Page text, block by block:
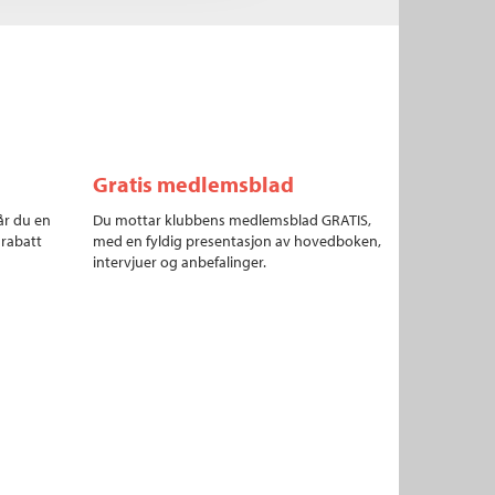
du en
Gratis medlemsblad
Du mottar klubbens medlemsblad GRATIS,
med en fyldig presentasjon av hovedboken,
intervjuer og anbefalinger.